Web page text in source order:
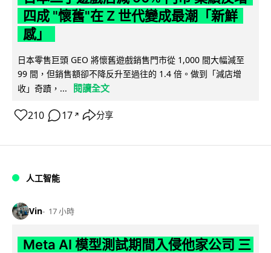
四成 "懷舊"在 Z 世代變成最潮「新鮮
感」
日本零售巨頭 GEO 將懷舊遊戲銷售門市從 1,000 間大幅減至
99 間，但銷售額卻不降反升至過往的 1.4 倍。做到「減店增
收」奇蹟，...
閱讀全文
210 17 ↗ 分享
人工智能
Vin 17 小時
Meta AI 模型測試期間入侵他家公司 三